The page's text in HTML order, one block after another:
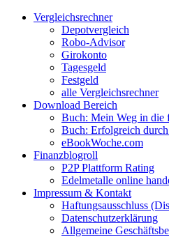
Zum
Facebook
Twitter
Instagram
Pinterest
YouTubeVergleichsrechner
Depotvergleich
Robo-Advisor
Girokonto
Tagesgeld
Festgeld
alle Vergleichsrechner
Download Bereich
Buch: Mein Weg in die
Buch: Erfolgreich
eBookWoche.com
Finanzblogroll
P2P Plattform Rating
Edelmetalle online
Impressum & Kontakt
Haftungsausschluss
Datenschutzerklärung
Allgemeine